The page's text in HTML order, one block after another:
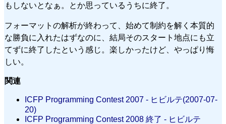
もしないとなぁ。とか思っているうちに終了。
フォーマットの解析が終わって、始めて制約を解く本質的
な勝負に入れたはずなのに、結局そのスタート地点にも立
てずに終了したという感じ。楽しかったけど、やっぱり悔
しい。
関連
ICFP Programming Contest 2007 - ヒビルテ(2007-07-
20)
ICFP Programming Contest 2008 終了 - ヒビルテ